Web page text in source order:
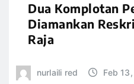
Dua Komplotan
Diamankan
Raja
nurlaili red Feb